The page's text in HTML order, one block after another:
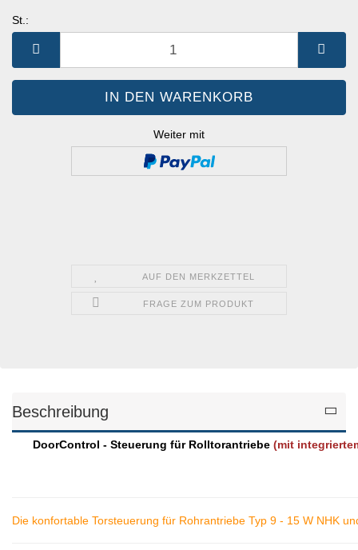
St.:
Weiter mit
AUF DEN MERKZETTEL
FRAGE ZUM PRODUKT
Beschreibung
DoorControl - Steuerung für Rolltorantriebe (mit
Die konfortable Torsteuerung für Rohrantriebe Typ 9 - 15 W NHK